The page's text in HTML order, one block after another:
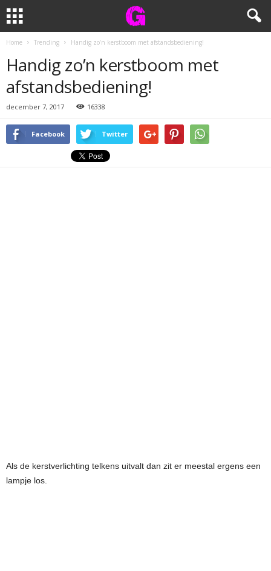
Home Trending Handig zo’n kerstboom met afstandsbediening!
Handig zo’n kerstboom met
afstandsbediening!
december 7, 2017 16338
Facebook Twitter
Als de kerstverlichting telkens uitvalt dan zit er meestal ergens een
lampje los.